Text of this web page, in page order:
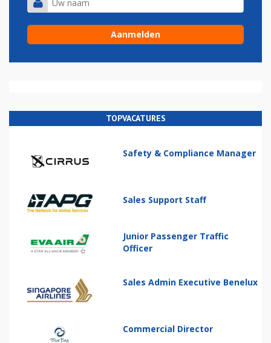
TOPVACATURES
Safety & Compliance Manager
Sales Support Staff
Junior Passenger Traffic
Officer
Sales Admin Executive Benelux
Commercial Director